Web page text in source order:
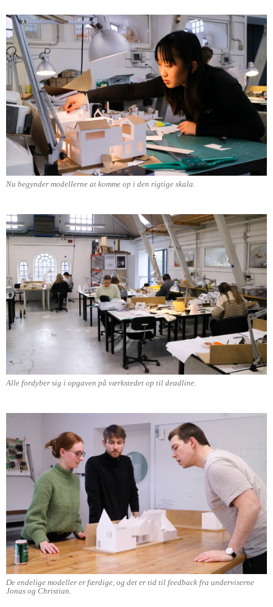
Nu begynder modellerne at komme op i den rigtige skala.
Alle fordyber sig i opgaven på værkstedet op til deadline.
De endelige modeller er færdige, og det er tid til feedback fra underviserne
Jonas og Christian.